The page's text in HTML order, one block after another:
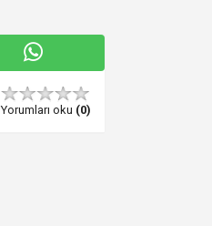
Yorumları oku (0)